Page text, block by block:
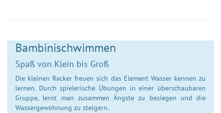
Bambinischwimmen
Spaß von Klein bis Groß
Die kleinen Racker freuen sich das Element Wasser kennen zu
lernen. Durch spielerische Übungen in einer überschaubaren
Gruppe, lernt man zusammen Ängste zu besiegen und die
Wassergewöhnung zu steigern.